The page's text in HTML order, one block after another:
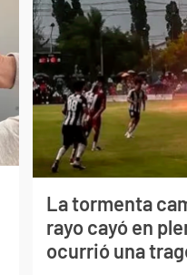
La tormenta
rayo cayó en
ocurrió una